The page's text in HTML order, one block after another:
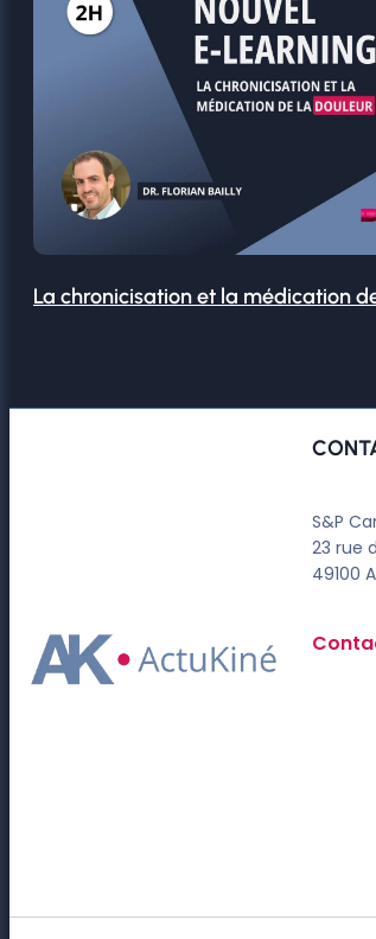
La chronicisation et la médication
S&P
23 rue
49100